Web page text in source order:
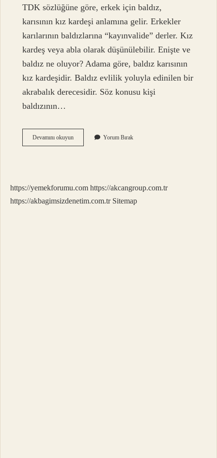
TDK sözlüğüne göre, erkek için baldız,
karısının kız kardeşi anlamına gelir. Erkekler
karılarının baldızlarına “kayınvalide” derler. Kız
kardeş veya abla olarak düşünülebilir. Enişte ve
baldız ne oluyor? Adama göre, baldız karısının
kız kardeşidir. Baldız evlilik yoluyla edinilen bir
akrabalık derecesidir. Söz konusu kişi
baldızının…
Devamını okuyunEniste
Ve
Yorum Bırak
https://yemekforumu.com https://akcangroup.com.tr
https://akbagimsizdenetim.com.tr Sitemap